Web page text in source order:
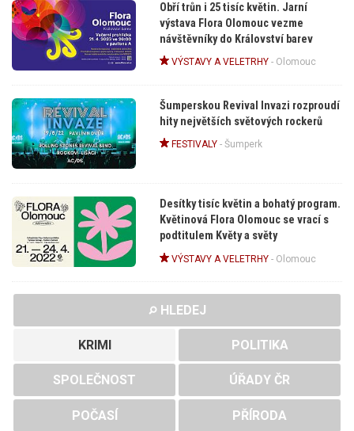
Obří trůn i 25 tisíc květin. Jarní
výstava Flora Olomouc vezme
návštěvníky do Království barev
VÝSTAVY A VELETRHY- Olomouc
Šumperskou Revival Invazi rozproudí
hity největších světových rockerů
FESTIVALY- Šumperk
Desítky tisíc květin a bohatý program.
Květinová Flora Olomouc se vrací s
podtitulem Květy a světy
VÝSTAVY A VELETRHY- Olomouc
HLEDEJ
KRIMI POLITIKA
SPOLEČNOST ÚŘADY ČR
POČASÍ PŘÍRODA